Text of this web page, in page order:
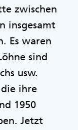
zwischen
insgesamt
Es waren
sind
usw.
die ihre
1950
Jetzt